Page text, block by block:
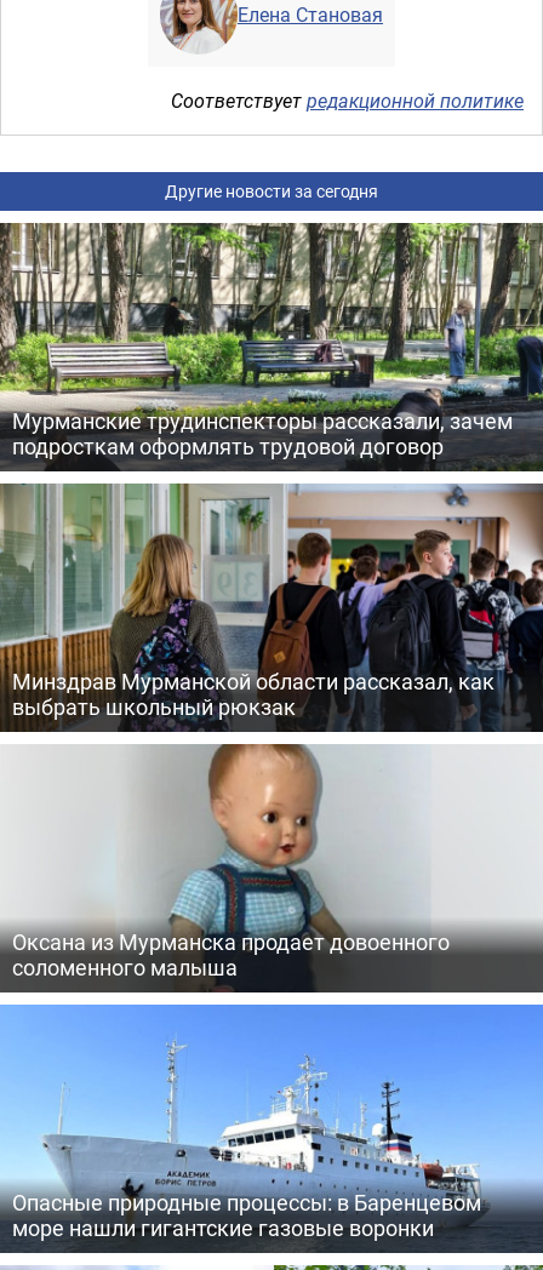
Елена Становая
Соответствуетредакционной политике
Другие новости за сегодня
Мурманские трудинспекторы рассказали, зачем
подросткам оформлять трудовой договор
Минздрав Мурманской области рассказал, как
выбрать школьный рюкзак
Оксана из Мурманска продает довоенного
соломенного малыша
Опасные природные процессы: в Баренцевом
море нашли гигантские газовые воронки